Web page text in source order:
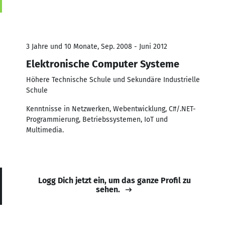
3 Jahre und 10 Monate, Sep. 2008 - Juni 2012
Elektronische Computer Systeme
Höhere Technische Schule und Sekundäre Industrielle
Schule
Kenntnisse in Netzwerken, Webentwicklung, C#/.NET-
Programmierung, Betriebssystemen, IoT und
Multimedia.
Logg Dich jetzt ein, um das ganze Profil zu
sehen.